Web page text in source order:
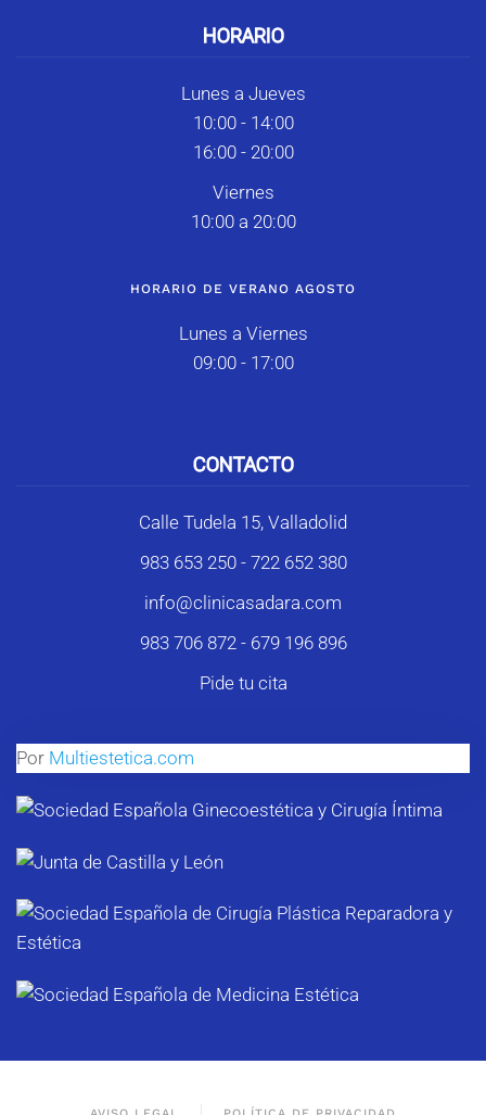
HORARIO
Lunes a Jueves
10:00 - 14:00
16:00 - 20:00
Viernes
10:00 a 20:00
HORARIO DE VERANO AGOSTO
Lunes a Viernes
09:00 - 17:00
CONTACTO
Calle Tudela 15, Valladolid
983 653 250- 722 652 380
info@clinicasadara.com
983 706 872 - 679 196 896
Pide tu cita
Por Multiestetica.com